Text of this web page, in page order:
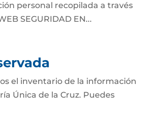
personal recopilada a través
SEGURIDAD EN...
el inventario de la información
Única de la Cruz. Puedes